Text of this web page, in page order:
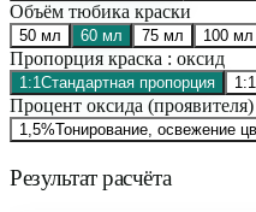
Объём тюбика краски
50 мл 60 мл 75 мл 100 мл
Пропорция краска : оксид
1:1Стандартная пропорция
Процент оксида (проявителя)
1,5%Тонирование, освежение
Результат расчёта